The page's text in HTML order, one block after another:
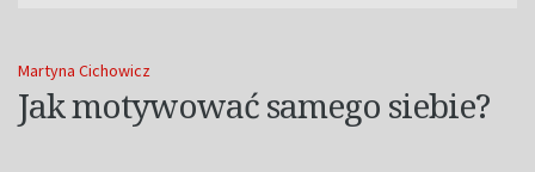
Martyna Cichowicz
Jak motywować samego siebie?